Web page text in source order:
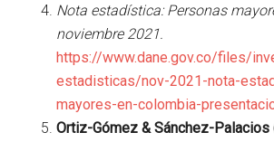
Nota estadística: Personas
noviembre 2021.
https://www.dane.gov.co/files/
estadisticas/nov-2021-nota-
mayores-en-colombia-
Ortiz-Gómez & Sánchez-Palacios